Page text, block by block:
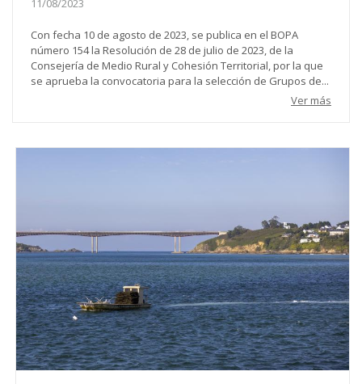
11/08/2023
Con fecha 10 de agosto de 2023, se publica en el BOPA
número 154 la Resolución de 28 de julio de 2023, de la
Consejería de Medio Rural y Cohesión Territorial, por la que
se aprueba la convocatoria para la selección de Grupos de...
Ver más